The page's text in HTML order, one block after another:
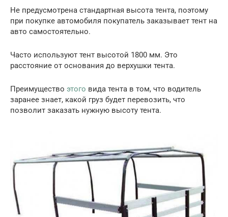
Не предусмотрена стандартная высота тента, поэтому
при покупке автомобиля покупатель заказывает тент на
авто самостоятельно.
Часто используют тент высотой 1800 мм. Это
расстояние от основания до верхушки тента.
Преимущество этого вида тента в том, что водитель
заранее знает, какой груз будет перевозить, что
позволит заказать нужную высоту тента.